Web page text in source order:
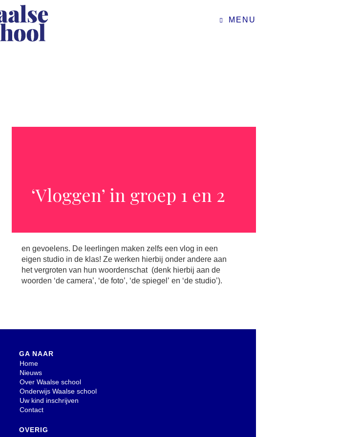
MENU
‘Vloggen’ in groep 1 en 2
woorden ‘de camera’, ‘de foto’, ‘de spiegel’ en ‘de studio’).
GA NAAR
Home
Nieuws
Over Waalse school
Onderwijs Waalse school
Uw kind inschrijven
Contact
OVERIG